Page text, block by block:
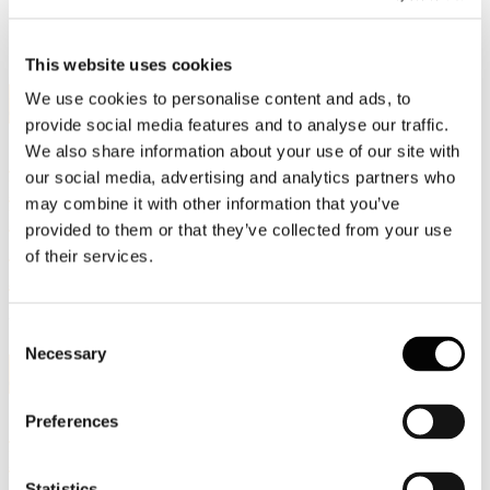
This website uses cookies
We use cookies to personalise content and ads, to
provide social media features and to analyse our traffic.
We also share information about your use of our site with
our social media, advertising and analytics partners who
may combine it with other information that you’ve
provided to them or that they’ve collected from your use
of their services.
Selection
Necessary
Preferences
21
GUARDA IL VIDEO
DELL'INTERVENTO DEL
PRESIDENTE DI ASSOCARTA PAOLO
CULICCHI ALL'ASSEMBLEA
SI E' TENUTA IERI, A ROMA,